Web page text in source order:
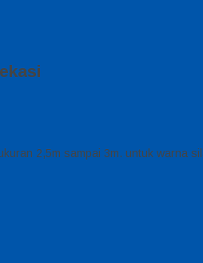
2,5m sampai 3m. untuk warna